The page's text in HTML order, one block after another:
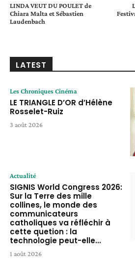
LINDA VEUT DU POULET de
Chiara Malta et Sébastien
Laudenbach
LATEST
Les Chroniques Cinéma
LE TRIANGLE D’OR d’Hélène
Rosselet-Ruiz
3 août 2026
Actualité
SIGNIS World Congress 2026:
Sur la Terre des mille
collines, le monde des
communicateurs
catholiques va réfléchir à
cette quetion : la
technologie peut-elle...
1 août 2026